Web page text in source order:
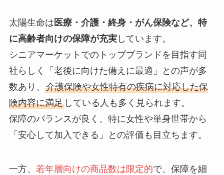
太陽生命は 医療・介護・終身・がん保険など、特
に高齢者向けの保障が充実しています。
シニアマーケットでのトップブランドを目指す同
社らしく「老後に向けた備えに最適」との声が多
数あり、 介護保険や女性特有の疾病に対応した保
険内容に満足している人も多く見られます。
保障のバランスが良く、特に女性や単身世帯から
「安心して加入できる」との評価も目立ちます。
一方、 若年層向けの商品数は限定的で、保障を細